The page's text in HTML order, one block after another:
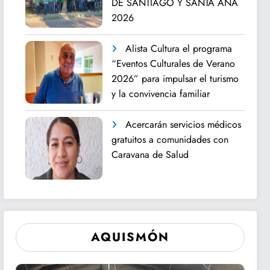
2026
Alista Cultura el programa
“Eventos Culturales de Verano
2026” para impulsar el turismo
y la convivencia familiar
Acercarán servicios médicos
gratuitos a comunidades con
Caravana de Salud
AQUISMÓN